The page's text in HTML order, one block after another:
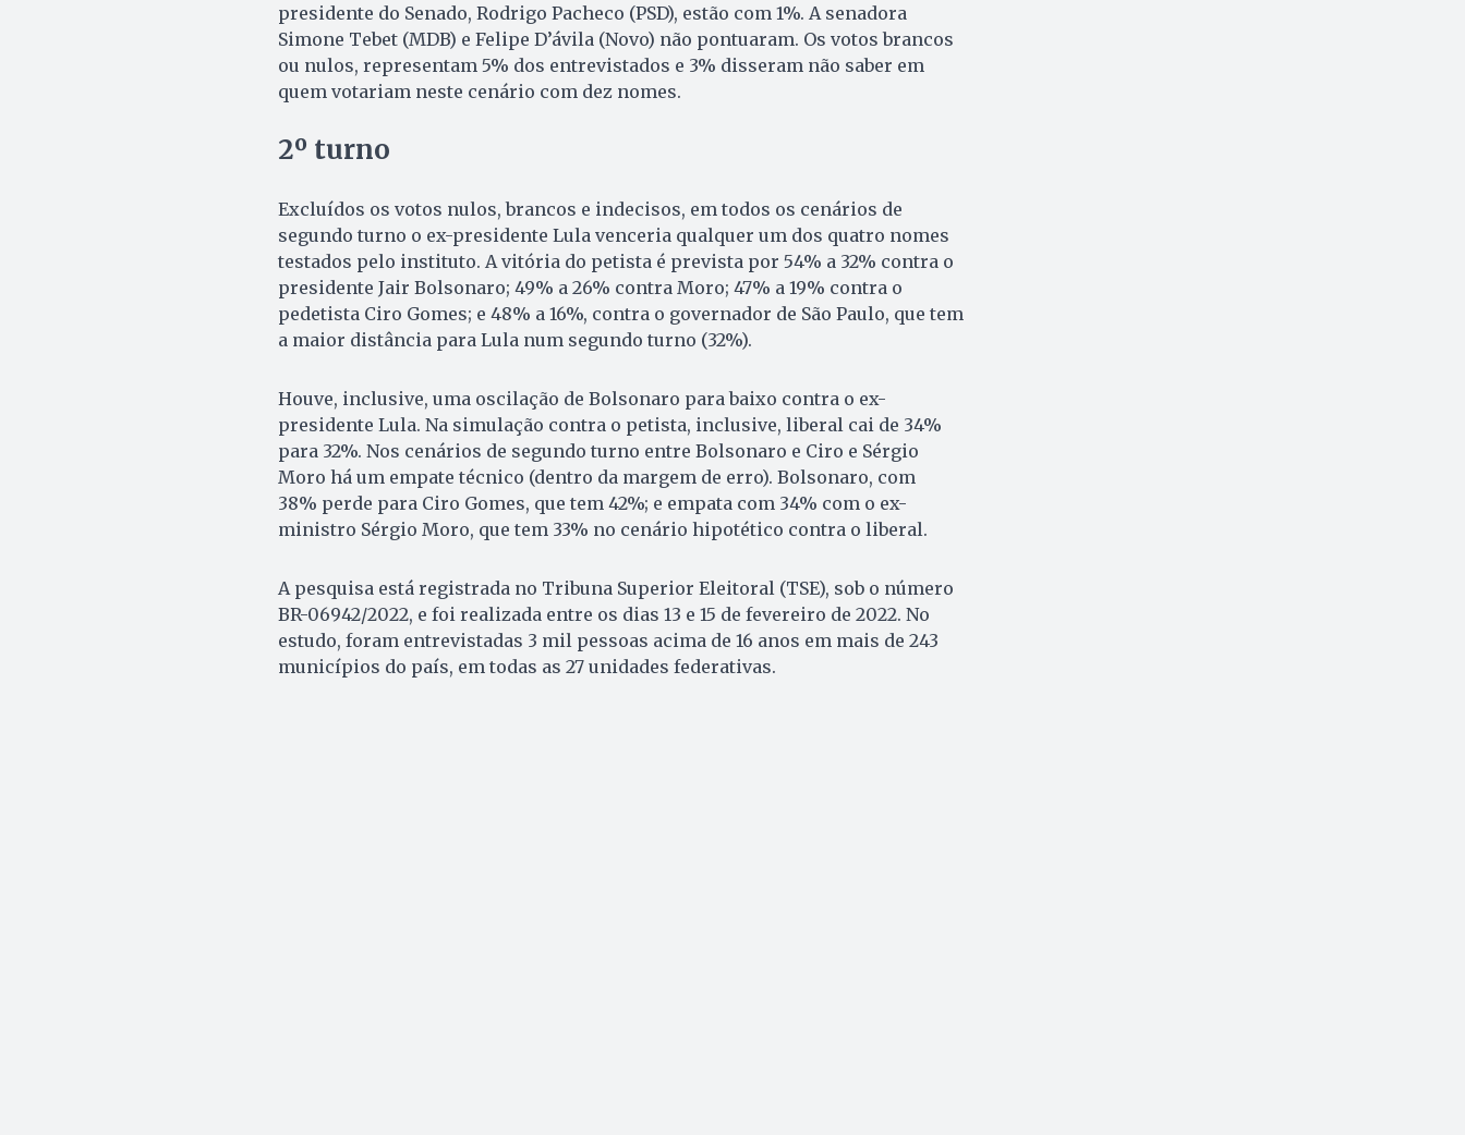
presidente do Senado, Rodrigo Pacheco (PSD), estão com 1%. A senadora
Simone Tebet (MDB) e Felipe D’ávila (Novo) não pontuaram. Os votos brancos
ou nulos, representam 5% dos entrevistados e 3% disseram não saber em
quem votariam neste cenário com dez nomes.
2º turno
Excluídos os votos nulos, brancos e indecisos, em todos os cenários de
segundo turno o ex-presidente Lula venceria qualquer um dos quatro nomes
testados pelo instituto. A vitória do petista é prevista por 54% a 32% contra o
presidente Jair Bolsonaro; 49% a 26% contra Moro; 47% a 19% contra o
pedetista Ciro Gomes; e 48% a 16%, contra o governador de São Paulo, que tem
a maior distância para Lula num segundo turno (32%).
Houve, inclusive, uma oscilação de Bolsonaro para baixo contra o ex-
presidente Lula. Na simulação contra o petista, inclusive, liberal cai de 34%
para 32%. Nos cenários de segundo turno entre Bolsonaro e Ciro e Sérgio
Moro há um empate técnico (dentro da margem de erro). Bolsonaro, com
38% perde para Ciro Gomes, que tem 42%; e empata com 34% com o ex-
ministro Sérgio Moro, que tem 33% no cenário hipotético contra o liberal.
A pesquisa está registrada no Tribuna Superior Eleitoral (TSE), sob o número
BR-06942/2022, e foi realizada entre os dias 13 e 15 de fevereiro de 2022. No
estudo, foram entrevistadas 3 mil pessoas acima de 16 anos em mais de 243
municípios do país, em todas as 27 unidades federativas.